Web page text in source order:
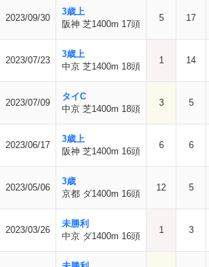
2023/09/30
3歳上
阪神 芝1400m 17頭
5 17
2023/07/23
3歳上
中京 芝1400m 18頭
1 14
2023/07/09
タイC
中京 芝1400m 18頭
3 5
2023/06/17
3歳上
阪神 芝1400m 16頭
6 6
2023/05/06
3歳
京都 ダ1400m 16頭
12 5
2023/03/26
未勝利
中京 ダ1400m 16頭
1 3